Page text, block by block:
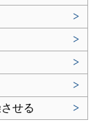
>
>
>
>
せる
>